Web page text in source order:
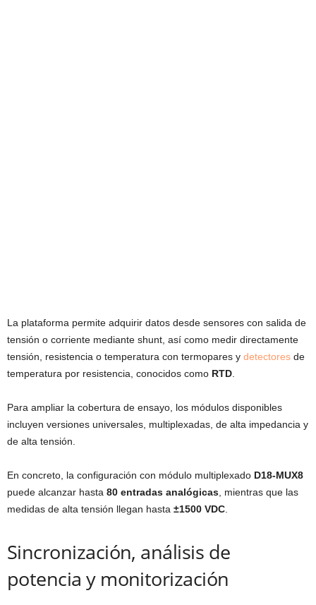
La plataforma permite adquirir datos desde sensores con salida de
tensión o corriente mediante shunt, así como medir directamente
tensión, resistencia o temperatura con termopares y detectores de
temperatura por resistencia, conocidos como RTD
Para ampliar la cobertura de ensayo, los módulos disponibles
incluyen versiones universales, multiplexadas, de alta impedancia y
de alta tensión.
En concreto, la configuración con módulo multiplexado D18-MUX8
puede alcanzar hasta 80 entradas analógicas , mientras que las
medidas de alta tensión llegan hasta ±1500 VDC
Sincronización, análisis de
potencia y monitorización